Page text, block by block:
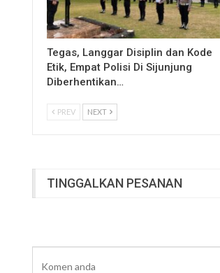
Tegas, Langgar Disiplin dan Kode
Etik, Empat Polisi Di Sijunjung
Diberhentikan…
PREV NEXT
TINGGALKAN PESANAN